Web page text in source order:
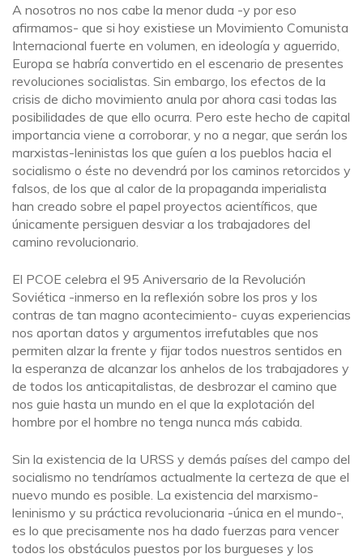
A nosotros no nos cabe la menor duda -y por eso
afirmamos- que si hoy existiese un Movimiento Comunista
Internacional fuerte en volumen, en ideología y aguerrido,
Europa se habría convertido en el escenario de presentes
revoluciones socialistas. Sin embargo, los efectos de la
crisis de dicho movimiento anula por ahora casi todas las
posibilidades de que ello ocurra. Pero este hecho de capital
importancia viene a corroborar, y no a negar, que serán los
marxistas-leninistas los que guíen a los pueblos hacia el
socialismo o éste no devendrá por los caminos retorcidos y
falsos, de los que al calor de la propaganda imperialista
han creado sobre el papel proyectos acientíficos, que
únicamente persiguen desviar a los trabajadores del
camino revolucionario.
El PCOE celebra el 95 Aniversario de la Revolución
Soviética -inmerso en la reflexión sobre los pros y los
contras de tan magno acontecimiento- cuyas experiencias
nos aportan datos y argumentos irrefutables que nos
permiten alzar la frente y fijar todos nuestros sentidos en
la esperanza de alcanzar los anhelos de los trabajadores y
de todos los anticapitalistas, de desbrozar el camino que
nos guie hasta un mundo en el que la explotación del
hombre por el hombre no tenga nunca más cabida.
Sin la existencia de la URSS y demás países del campo del
socialismo no tendríamos actualmente la certeza de que el
nuevo mundo es posible. La existencia del marxismo-
leninismo y su práctica revolucionaria -única en el mundo-,
es lo que precisamente nos ha dado fuerzas para vencer
todos los obstáculos puestos por los burgueses y los